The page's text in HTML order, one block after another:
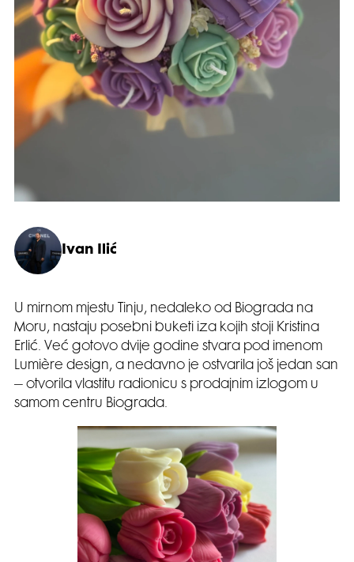
Ivan Ilić
U mirnom mjestu Tinju, nedaleko od Biograda na
Moru, nastaju posebni buketi iza kojih stoji Kristina
Erlić. Već gotovo dvije godine stvara pod imenom
Lumière design, a nedavno je ostvarila još jedan san
– otvorila vlastitu radionicu s prodajnim izlogom u
samom centru Biograda.